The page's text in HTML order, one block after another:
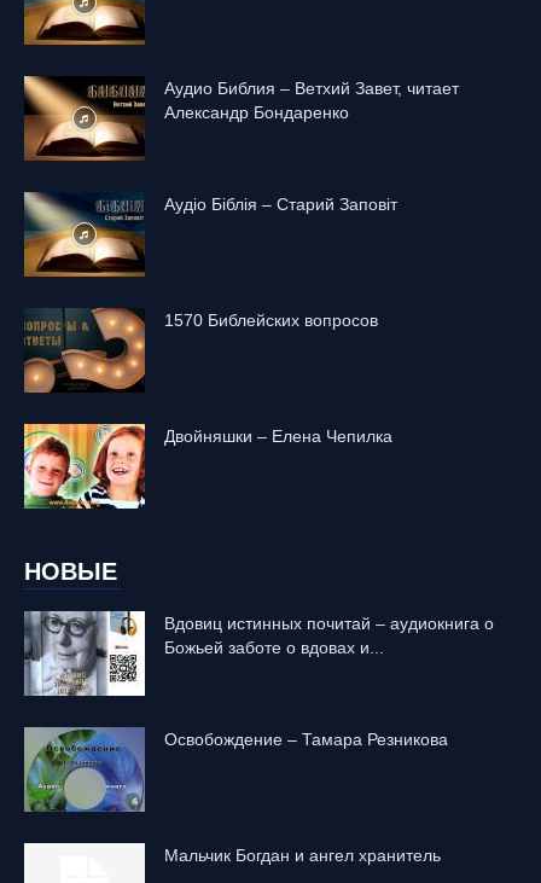
Аудио Библия – Ветхий Завет, читает
Александр Бондаренко
Аудіо Біблія – Старий Заповіт
1570 Библейских вопросов
Двойняшки – Елена Чепилка
НОВЫЕ
Вдовиц истинных почитай – аудиокнига о
Божьей заботе о вдовах и...
Освобождение – Тамара Резникова
Mальчик Богдан и ангел хранитель